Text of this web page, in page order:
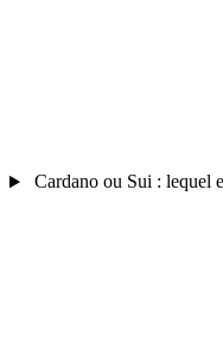
Cardano ou Sui : lequel